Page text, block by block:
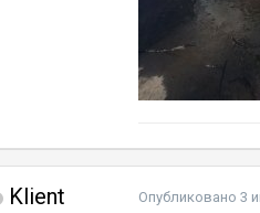
Klient Опубликовано 3